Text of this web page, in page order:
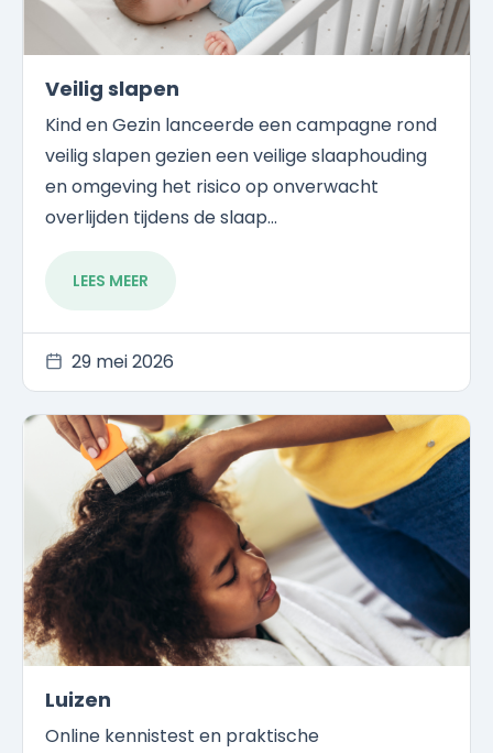
Veilig slapen
Kind en Gezin lanceerde een campagne rond
veilig slapen gezien een veilige slaaphouding
en omgeving het risico op onverwacht
overlijden tijdens de slaap...
LEES MEER
29 mei 2026
Luizen
Online kennistest en praktische